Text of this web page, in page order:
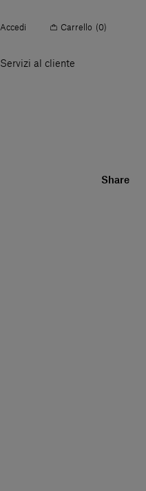
Accedi Carrello (0)
Servizi al cliente
Share